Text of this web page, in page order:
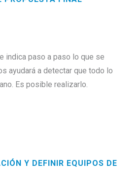
indica paso a paso lo que se
ayudará a detectar que todo lo
Es posible realizarlo.
Y DEFINIR EQUIPOS DE